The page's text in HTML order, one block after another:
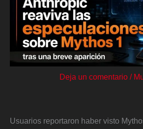
Deja un comentario /
Usuarios reportaron haber visto